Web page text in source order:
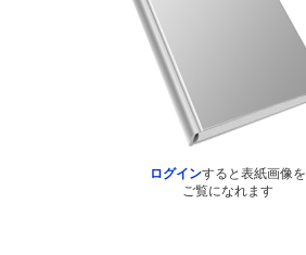
ログインすると表紙画像を
ご覧になれます